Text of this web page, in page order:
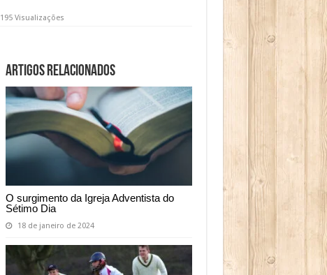
195 Visualizações
Artigos relacionados
O surgimento da Igreja Adventista do
Sétimo Dia
18 de janeiro de 2024